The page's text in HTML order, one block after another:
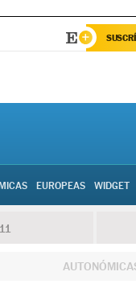
EUROPEAS WIDGET